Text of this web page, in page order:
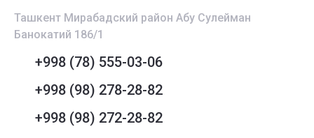
Ташкент Мирабадский район Абу Сулейман
Банокатий 186/1
+998 (78) 555-03-06
+998 (98) 278-28-82
+998 (98) 272-28-82